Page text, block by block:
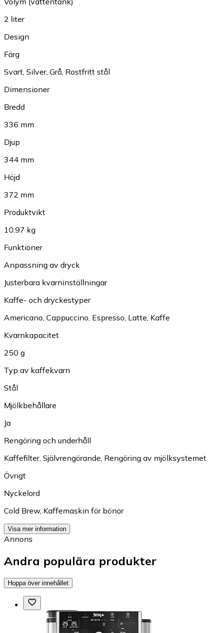
2 liter
Design
Färg
Svart Silver, Grå Rostfritt stål
Dimensioner
Bredd
336 mm
Djup
344 mm
Höjd
372 mm
Produktvikt
10.97 kg
Funktioner
Anpassning av dryck
Justerbara kvarninställningar
Kaffe- och dryckestyper
Americano Cappuccino Espresso Latte Kaffe
Kvarnkapacitet
250 g
Typ av kaffekvarn
Stål
Mjölkbehållare
Ja
Rengöring och underhåll
Kaffefilter, Självrengörande Rengöring av mjölksystemet
Övrigt
Nyckelord
Cold Brew, Kaffemaskin för bönor
Visa mer information
Annons
Andra populära produkter
Hoppa över innehållet